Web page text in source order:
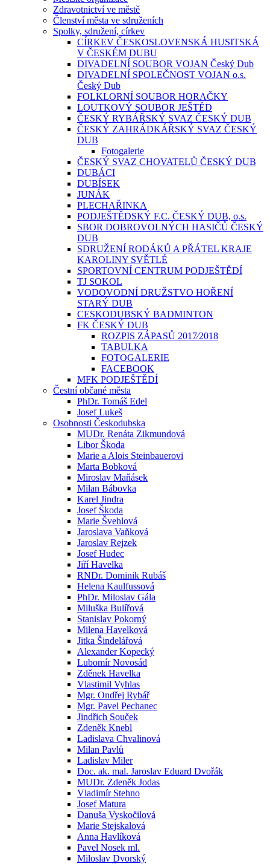
Zdravotnictví ve městě
Členství města ve sdruženích
Spolky, sdružení, církev
CÍRKEV ČESKOSLOVENSKÁ HUSITSKÁ
V ČESKÉM DUBU
DIVADELNÍ SOUBOR VOJAN Český Dub
DIVADELNÍ SPOLEČNOST VOJAN o.s.
Český Dub
FOLKLORNÍ SOUBOR HORAČKY
LOUTKOVÝ SOUBOR JEŠTĚD
ČESKÝ RYBÁŘSKÝ SVAZ ČESKÝ DUB
ČESKÝ ZAHRÁDKÁŘSKÝ SVAZ ČESKÝ
DUB
Fotogalerie
ČESKÝ SVAZ CHOVATELŮ ČESKÝ DUB
DUBÁCI
DUBÍSEK
JUNÁK
PLECHAŘINKA
PODJEŠTĚDSKÝ F.C. ČESKÝ DUB, o.s.
SBOR DOBROVOLNÝCH HASIČŮ ČESKÝ
DUB
SDRUŽENÍ RODÁKŮ A PŘÁTEL KRAJE
KAROLINY SVĚTLÉ
SPORTOVNÍ CENTRUM PODJEŠTĚDÍ
TJ SOKOL
VODOVODNÍ DRUŽSTVO HOŘENÍ
STARÝ DUB
CESKODUBSKÝ BADMINTON
FK ČESKÝ DUB
ROZPIS ZÁPASŮ 2017⁄2018
TABULKA
FOTOGALERIE
FACEBOOK
MFK PODJEŠTĚDÍ
Čestní občané města
PhDr. Tomáš Edel
Josef Lukeš
Osobnosti Českodubska
MUDr. Renáta Zikmundová
Libor Škoda
Marie a Alois Steinbauerovi
Marta Bobková
Miroslav Maňásek
Milan Bábovka
Karel Jindra
Josef Škoda
Marie Švehlová
Jaroslava Vaňková
Jaroslav Rejzek
Josef Hudec
Jiří Havelka
RNDr. Dominik Rubáš
Helena Kaulfussová
PhDr. Miloslav Gála
Miluška Bulířová
Stanislav Pokorný
Milena Havelková
Jitka Šindelářová
Alexander Kopecký
Lubomír Novosád
Zděnek Havelka
Vlastimil Vyhlas
Mgr. Ondřej Rybář
Mgr. Pavel Pechanec
Jindřich Souček
Zdeněk Knebl
Ladislava Chvalinová
Milan Pavlů
Ladislav Miler
Doc. ak. mal. Jaroslav Eduard Dvořák
MUDr. Zdeněk Jodas
Vladimír Stehno
Josef Matura
Danuša Vyskočilová
Marie Stejskalová
Anna Havlíková
Pavel Nosek ml.
Miloslav Dvorský